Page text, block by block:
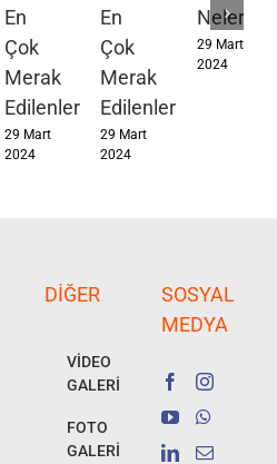
En
Çok
Merak
Edilenler
29 Mart
2024
En
Çok
Merak
Edilenler
29 Mart
2024
Nelerdir?
29 Mart
2024
DIĞER
VİDEO
GALERİ
FOTO
GALERİ
SOSYAL
MEDYA